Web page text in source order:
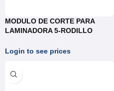
MODULO DE CORTE PARA
LAMINADORA 5-RODILLO
(TORTILLAS,AREPAS)
Login to see prices